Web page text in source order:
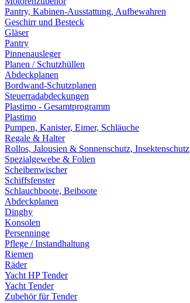
Pantry, Kabinen-Ausstattung, Aufbewahren
Geschirr und Besteck
Gläser
Pantry
Pinnenausleger
Planen / Schutzhüllen
Abdeckplanen
Bordwand-Schutzplanen
Steuerradabdeckungen
Plastimo - Gesamtprogramm
Plastimo
Pumpen, Kanister, Eimer, Schläuche
Regale & Halter
Rollos, Jalousien & Sonnenschutz, Insektenschutz
Spezialgewebe & Folien
Scheibenwischer
Schiffsfenster
Schlauchboote, Beiboote
Abdeckplanen
Dinghy
Konsolen
Persenninge
Pflege / Instandhaltung
Riemen
Räder
Yacht HP Tender
Yacht Tender
Zubehör für Tender